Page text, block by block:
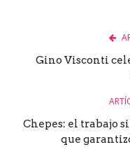
Gino Visconti
Chepes: el trabajo
que